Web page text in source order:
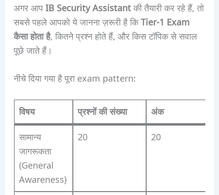
अगर आपIB Security Assistantकी तैयारी कर रहे हैं, तो
सबसे पहले आपको ये जानना ज़रूरी है किTier-1 Exam
कैसा होता है, कितने प्रश्न होते हैं, और किस टॉपिक से सवाल
पूछे जाते हैं।
नीचे दिया गया है पूरा exam pattern:
विषय प्रश्नों की संख्या अंक
सामान्य
जागरूकता
(General
Awareness)
20 20